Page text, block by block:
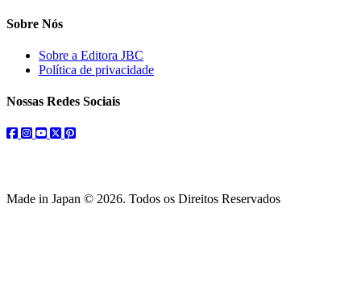
Sobre Nós
Sobre a Editora JBC
Política de privacidade
Nossas Redes Sociais
facebook
instagram
youtube
twitterpinterest
Made in Japan © 2026. Todos os Direitos Reservados